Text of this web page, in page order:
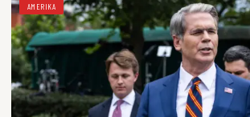
AMERIKA